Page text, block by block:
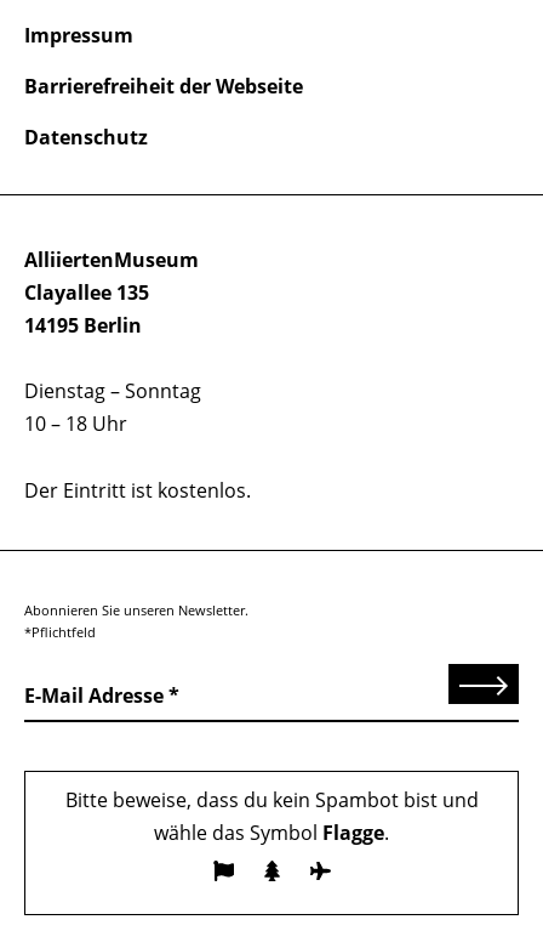
AlliiertenMuseum
Clayallee 135
14195 Berlin
Dienstag – Sonntag
10 – 18 Uhr
Der Eintritt ist kostenlos.
Impressum
Barrierefreiheit der Webseite
Datenschutz
Abonnieren Sie unseren Newsletter.
*Pflichtfeld
E-Mail Adresse Senden
Bitte beweise, dass du kein Spambot bist und
wähle das Symbol Flagge.